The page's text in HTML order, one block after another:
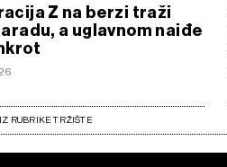
Z na berzi traži
a uglavnom naiđe
RUBRIKE TRŽIŠTE